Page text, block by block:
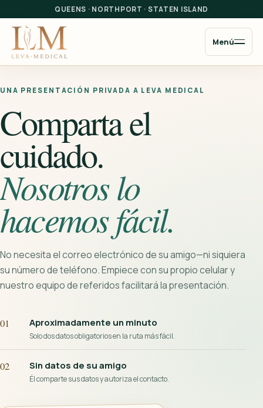
QUEENS · NORTHPORT · STATEN ISLAND
Menú
UNA PRESENTACIÓN PRIVADA A LEVA MEDICAL
Comparta el
cuidado.
Nosotros lo
hacemos fácil.
No necesita el correo electrónico de su amigo—ni siquiera
su número de teléfono. Empiece con su propio celular y
nuestro equipo de referidos facilitará la presentación.
01 Aproximadamente un minuto
Solo dos datos obligatorios en la ruta más fácil.
02 Sin datos de su amigo
Él comparte sus datos y autoriza el contacto.